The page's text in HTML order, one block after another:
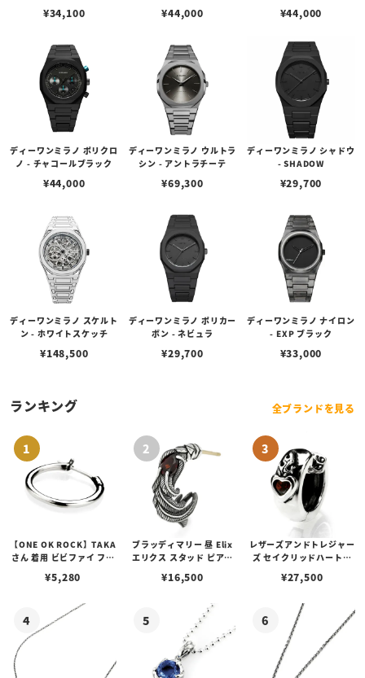
¥34,100 ¥44,000 ¥44,000
ディーワンミラノ ポリクロ
ノ - チャコールブラック
¥44,000
ディーワンミラノ ウルトラ
シン - アントラチーテ
¥69,300
ディーワンミラノ シャドウ
- SHADOW
¥29,700
ディーワンミラノ スケルト
ン - ホワイトスケッチ
¥148,500
ディーワンミラノ ポリカー
ボン - ネビュラ
¥29,700
ディーワンミラノ ナイロン
- EXP ブラック
¥33,000
ランキング 全ブランドを見る
【ONE OK ROCK】TAKA
さん 着用 ビビファイ フー
¥5,280
ブラッディマリー 昼 Elix
エリクス スタッド ピアス
¥16,500
レザーズアンドトレジャー
ズ セイクリッドハートピ
¥27,500